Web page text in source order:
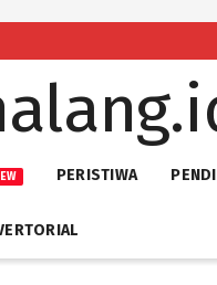
PERISTIWA